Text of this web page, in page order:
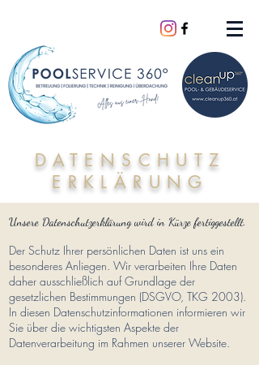
DATENSCHUTZ
ERKLÄRUNG
Unsere Datenschutzerklärung wird in Kürze fertiggestellt.
Der Schutz Ihrer persönlichen Daten ist uns ein
besonderes Anliegen. Wir verarbeiten Ihre Daten
daher ausschließlich auf Grundlage der
gesetzlichen Bestimmungen (DSGVO, TKG 2003).
In diesen Datenschutzinformationen informieren wir
Sie über die wichtigsten Aspekte der
Datenverarbeitung im Rahmen unserer Website.